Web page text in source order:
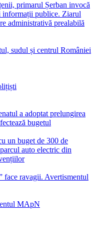
primarul Șerban invocă
informații publice. Ziarul
administrativă prealabilă
sudul și centrul României
a adoptat prelungirea
bugetul
un buget de 300 de
auto electric din
face ravagii. Avertismentul
MApN